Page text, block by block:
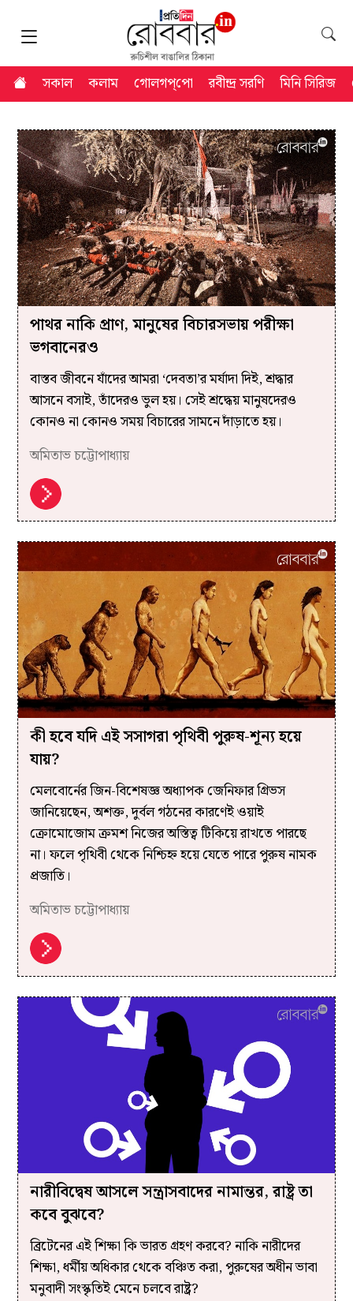
সকাল কলাম গোলগপ্‌পো রবীন্দ্র সরণি মিনি সিরিজ
পাথর নাকি প্রাণ, মানুষের বিচারসভায় পরীক্ষা
ভগবানেরও
বাস্তব জীবনে যাঁদের আমরা ‘দেবতা’র মর্যাদা দিই, শ্রদ্ধার
আসনে বসাই, তাঁদেরও ভুল হয়। সেই শ্রদ্ধেয় মানুষদেরও
কোনও না কোনও সময় বিচারের সামনে দাঁড়াতে হয়।
অমিতাভ চট্টোপাধ্যায়
কী হবে যদি এই সসাগরা পৃথিবী পুরুষ-শূন্য হয়ে
যায়?
মেলবোর্নের জিন-বিশেষজ্ঞ অধ্যাপক জেনিফার গ্রিভস
জানিয়েছেন, অশক্ত, দুর্বল গঠনের কারণেই ওয়াই
ক্রোমোজোম ক্রমশ নিজের অস্তিত্ব টিকিয়ে রাখতে পারছে
না। ফলে পৃথিবী থেকে নিশ্চিহ্ন হয়ে যেতে পারে পুরুষ নামক
প্রজাতি।
অমিতাভ চট্টোপাধ্যায়
নারীবিদ্বেষ আসলে সন্ত্রাসবাদের নামান্তর, রাষ্ট্র তা
কবে বুঝবে?
ব্রিটেনের এই শিক্ষা কি ভারত গ্রহণ করবে? নাকি নারীদের
শিক্ষা, ধর্মীয় অধিকার থেকে বঞ্চিত করা, পুরুষের অধীন ভাবা
মনুবাদী সংস্কৃতিই মেনে চলবে রাষ্ট্র?